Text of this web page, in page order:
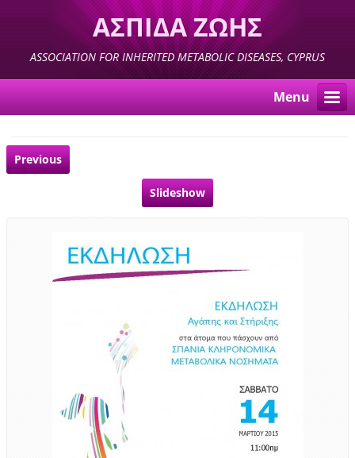
ΑΣΠΙΔΑ ΖΩΗΣ
ASSOCIATION FOR INHERITED METABOLIC DISEASES, CYPRUS
Menu
Previous
Slideshow